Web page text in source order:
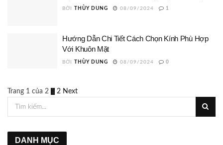
BỞI THÙY DUNG 08/09/2024 1
Hướng Dẫn Chi Tiết Cách Chọn Kính Phù Hợp
Với Khuôn Mặt
BỞI THÙY DUNG 08/09/2024 0
Trang 1 của 2 1 2 Next
DANH MỤC